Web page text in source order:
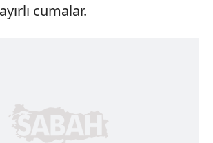
cumalar.